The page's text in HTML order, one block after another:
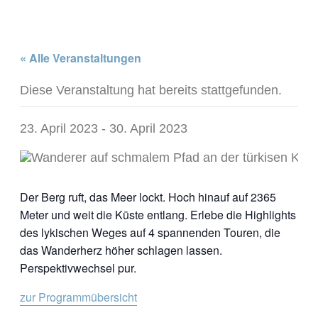
« Alle Veranstaltungen
Diese Veranstaltung hat bereits stattgefunden.
23. April 2023 - 30. April 2023
Der Berg ruft, das Meer lockt. Hoch hinauf auf 2365
Meter und weit die Küste entlang. Erlebe die Highlights
des lykischen Weges auf 4 spannenden Touren, die
das Wanderherz höher schlagen lassen.
Perspektivwechsel pur.
zur Programmübersicht